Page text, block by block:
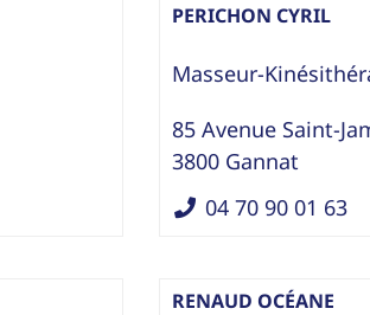
PERICHON CYRIL
Masseur-
85 Avenue Saint-
3800 Gannat
04 70 90 01 63
RENAUD OCÉANE